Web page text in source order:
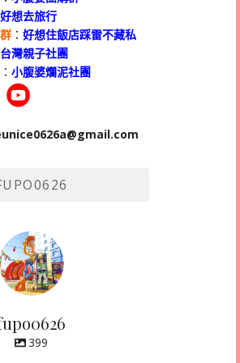
好想去旅行
：好想住飯店踩雷不藏私
台灣親子社團
：小腹婆爛泥社團
399